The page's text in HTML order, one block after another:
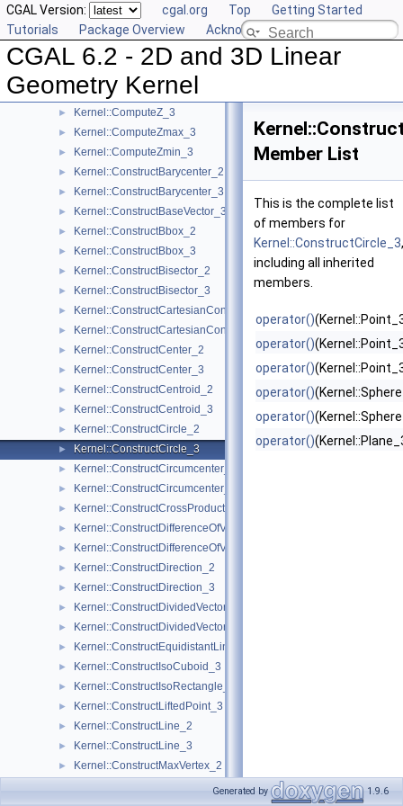
CGAL Version: cgal.org Top
Getting Started
Tutorials
Package Overview Acknowledging CGAL
CGAL 6.2 - 2D and 3D Linear
Geometry Kernel
► Kernel::ComputeY_3
Kernel::ComputeYmax_2
Kernel::ComputeYmax_3
► Kernel::ComputeYmin_3
► Kernel::ComputeZ_3
► Kernel::ComputeZmax_3
► Kernel::ComputeZmin_3
► Kernel::ConstructBarycenter_2
► Kernel::ConstructBarycenter_3
► Kernel::ConstructBaseVector_3
► Kernel::ConstructBbox_2
► Kernel::ConstructBbox_3
► Kernel::ConstructBisector_2
► Kernel::ConstructBisector_3
► Kernel::ConstructCartesianConstIterator_2
► Kernel::ConstructCartesianConstIterator_3
► Kernel::ConstructCenter_2
► Kernel::ConstructCenter_3
► Kernel::ConstructCentroid_2
► Kernel::ConstructCentroid_3
► Kernel::ConstructCircle_2
► Kernel::ConstructCircle_3
► Kernel::ConstructCircumcenter_2
► Kernel::ConstructCircumcenter_3
► Kernel::ConstructCrossProductVector_3
► Kernel::ConstructDifferenceOfVectors_2
► Kernel::ConstructDifferenceOfVectors_3
► Kernel::ConstructDirection_2
► Kernel::ConstructDirection_3
► Kernel::ConstructDividedVector_2
► Kernel::ConstructDividedVector_3
► Kernel::ConstructEquidistantLine_3
► Kernel::ConstructIsoCuboid_3
► Kernel::ConstructIsoRectangle_2
► Kernel::ConstructLiftedPoint_3
► Kernel::ConstructLine_2
► Kernel::ConstructLine_3
► Kernel::ConstructMaxVertex_2
Kernel::ConstructMaxVertex_3
Member List
This is the complete list
of members for
Kernel::ConstructCircle_3,
including all inherited
members.
operator()
operator()
operator()
operator()
operator()
operator()
Generated by 1.9.6